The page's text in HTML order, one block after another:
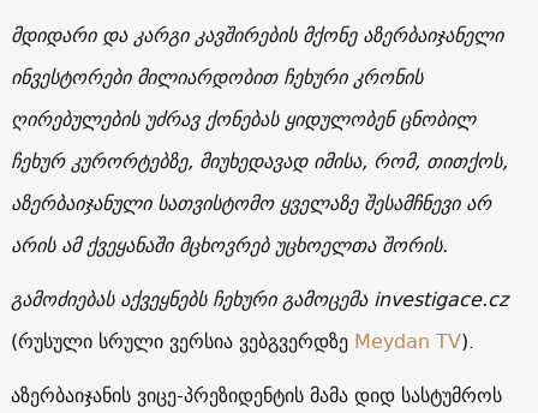
მდიდარი და კარგი კავშირების მქონე აზერბაიჯანელი
ინვესტორები მილიარდობით ჩეხური კრონის
ღირებულების უძრავ ქონებას ყიდულობენ ცნობილ
ჩეხურ კურორტებზე, მიუხედავად იმისა, რომ, თითქოს,
აზერბაიჯანული სათვისტომო ყველაზე შესამჩნევი არ
არის ამ ქვეყანაში მცხოვრებ უცხოელთა შორის.
გამოძიებას აქვეყნებს ჩეხური გამოცემაinvestigace.cz
(რუსული სრული ვერსია ვებგვერდზე Meydan TV).
აზერბაიჯანის ვიცე-პრეზიდენტის მამა დიდ სასტუმროს